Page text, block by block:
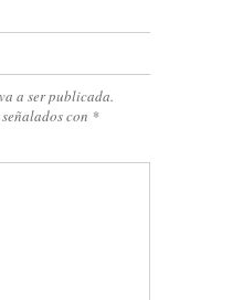
a ser publicada.
con *